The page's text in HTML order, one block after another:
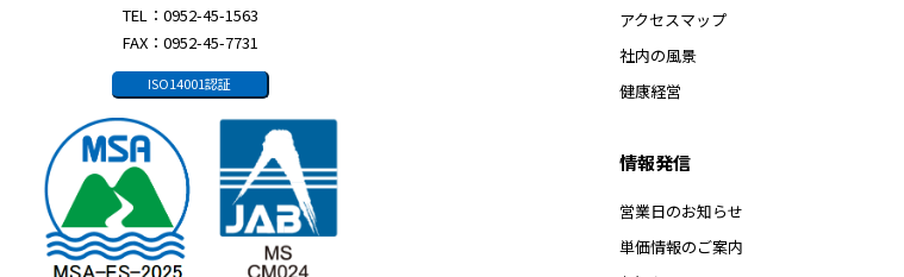
TEL：0952-45-1563
FAX：0952-45-7731
ISO14001認証
アクセスマップ
社内の風景
健康経営
情報発信
営業日のお知らせ
単価情報のご案内